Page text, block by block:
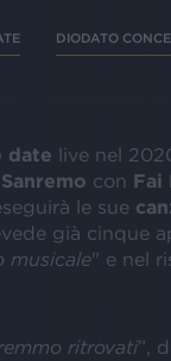
DIODATO
date live nel
Sanremo con Fai
le sue
già cinque
musicale" e nel
ritrovati”,